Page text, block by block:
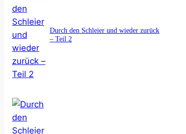
Durch den Schleier und wieder zurück
– Teil 2